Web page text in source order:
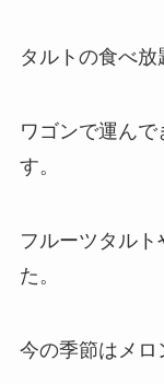
タルトの食べ放
ワゴンで運ん
す。
フルーツタル
た。
今の季節はメロ